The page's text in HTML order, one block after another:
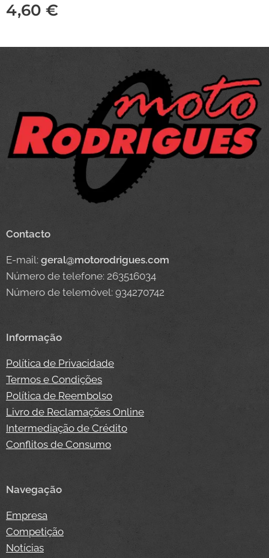
4,60 €
Contacto
E-mail: geral@motorodrigues.com
Número de telefone: 263516034
Número de telemóvel: 934270742
Informação
Política de Privacidade
Termos e Condições
Política de Reembolso
Livro de Reclamações Online
Intermediação de Crédito
Conflitos de Consumo
Navegação
Empresa
Competição
Notícias